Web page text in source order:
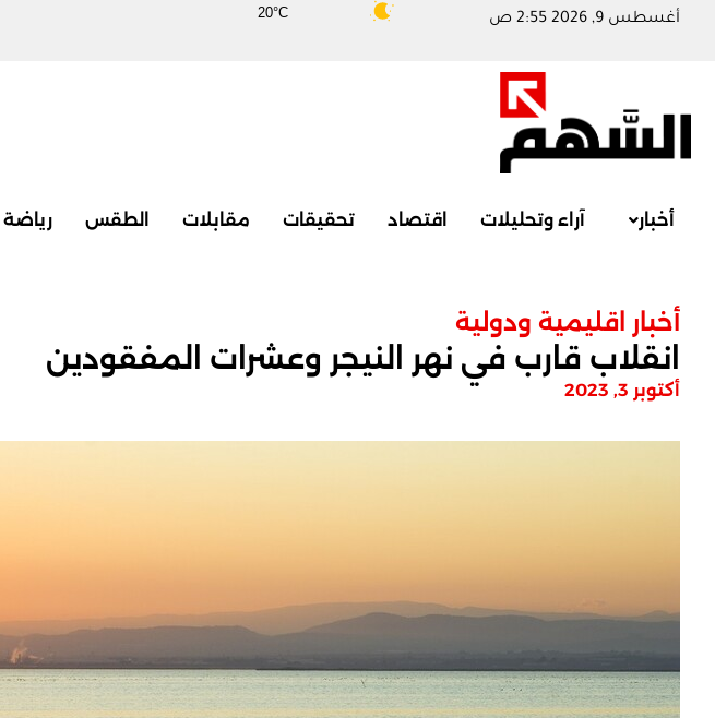
20°C أغسطس 9, 2026 2:55 ص
أخبار آراء وتحليلات اقتصاد تحقيقات مقابلات الطقس رياضة
أخبار اقليمية ودولية
انقلاب قارب في نهر النيجر وعشرات المفقودين
أكتوبر 3, 2023